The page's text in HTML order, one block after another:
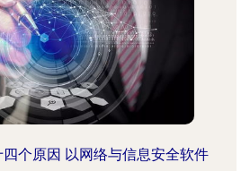
个原因 以网络与信息安全软件